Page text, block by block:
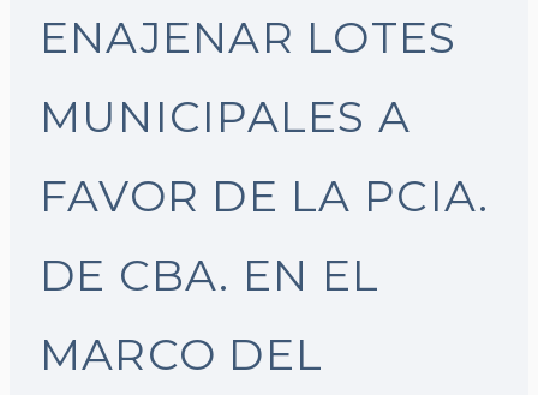
ENAJENAR LOTES
MUNICIPALES A
FAVOR DE LA PCIA.
DE CBA. EN EL
MARCO DEL